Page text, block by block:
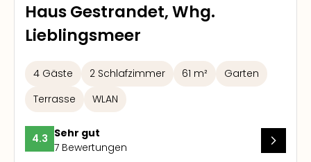
Haus Gestrandet, Whg.
Lieblingsmeer
4 Gäste 2 Schlafzimmer 61 m²
Garten
Terrasse
WLAN
4.3 Sehr gut
7 Bewertungen